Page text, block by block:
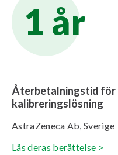
1 år
Återbetalningstid för
kalibreringslösning
AstraZeneca Ab, Sverige
Läs deras berättelse >